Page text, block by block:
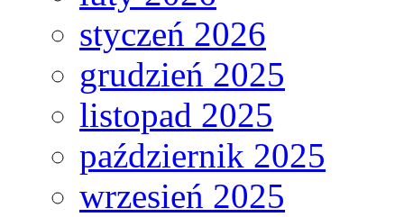
styczeń 2026
grudzień 2025
listopad 2025
październik 2025
wrzesień 2025